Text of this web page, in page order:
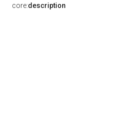
core:description